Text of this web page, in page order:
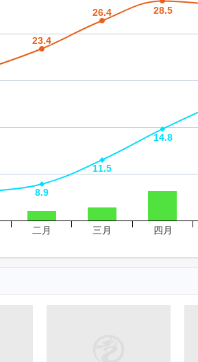
23.4
23.4
26.4
26.4 28.5
28.5
8.9
8.9
11.5
11.5
14.8
14.8
二月 三月 四月